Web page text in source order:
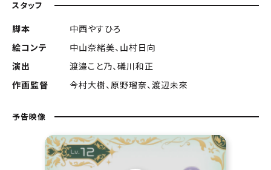
スタッフ
脚本
中西やすひろ
絵コンテ
中山奈緒美、山村日向
演出
渡邉こと乃、礒川和正
作画監督
今村大樹、原野瑠奈、渡辺未來
予告映像